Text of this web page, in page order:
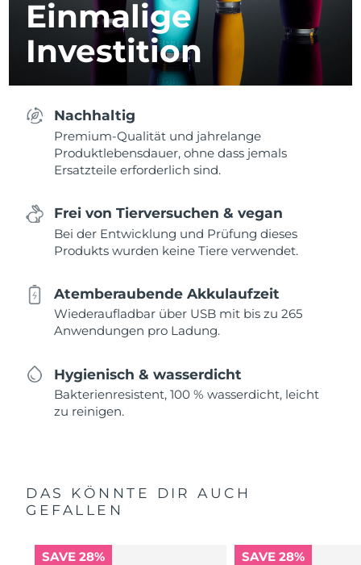
Einmalige
Investition
Nachhaltig
Premium-Qualität und jahrelange
Produktlebensdauer, ohne dass jemals
Ersatzteile erforderlich sind.
Frei von Tierversuchen & vegan
Bei der Entwicklung und Prüfung dieses
Produkts wurden keine Tiere verwendet.
Atemberaubende Akkulaufzeit
Wiederaufladbar über USB mit bis zu 265
Anwendungen pro Ladung.
Hygienisch & wasserdicht
Bakterienresistent, 100 % wasserdicht, leicht
zu reinigen.
DAS KÖNNTE DIR AUCH
GEFALLEN
SAVE 28% SAVE 28%